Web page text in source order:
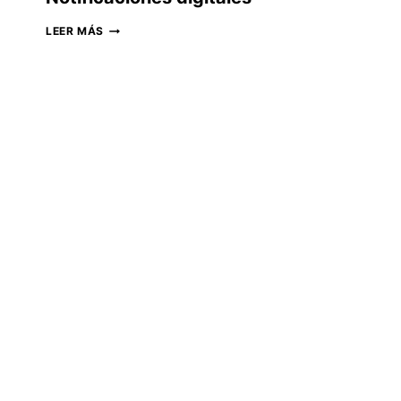
LEER MÁSNOTIFICACIONES